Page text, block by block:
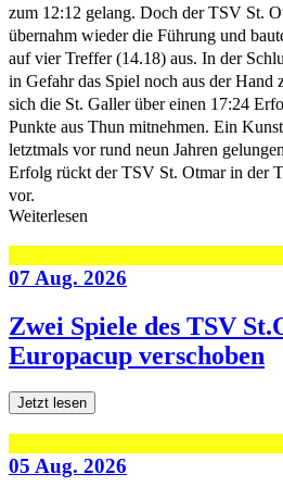
zum 12:12 gelang. Doch der TSV St.
übernahm wieder die Führung und
auf vier Treffer (14.18) aus. In der
in Gefahr das Spiel noch aus der Hand
sich die St. Galler über einen 17:24
Punkte aus Thun mitnehmen. Ein
letztmals vor rund neun Jahren
Erfolg rückt der TSV St. Otmar in der
vor.
Weiterlesen
07 Aug. 2026
Zwei Spiele des TSV
Europacup verschoben
Jetzt lesen
05 Aug. 2026